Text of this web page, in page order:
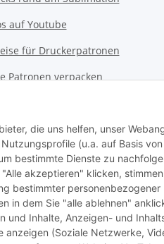
auf Youtube
für Druckerpatronen
Patronen verpacken
Werkstatt
Druckservice
Ink Company)
die uns helfen, unser
(u.a. auf Basis
bestimmte Dienste zu
akzeptieren" klicken,
bestimmter
in dem Sie "alle ablehnen"
und Inhalte, Anzeigen- und
(Soziale Netzwerke,